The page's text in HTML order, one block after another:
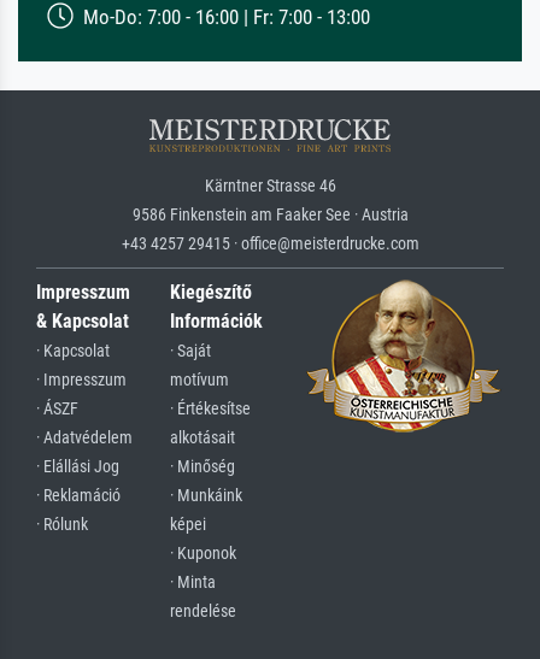
Mo-Do: 7:00 - 16:00 | Fr: 7:00 - 13:00
Kärntner Strasse 46
9586 Finkenstein am Faaker See · Austria
+43 4257 29415 · office@meisterdrucke.com
Impresszum
& Kapcsolat
· Kapcsolat
· Impresszum
· ÁSZF
· Adatvédelem
· Elállási Jog
· Reklamáció
· Rólunk
Kiegészítő
Információk
· Saját
motívum
· Értékesítse
alkotásait
· Minőség
· Munkáink
képei
· Kuponok
· Minta
rendelése